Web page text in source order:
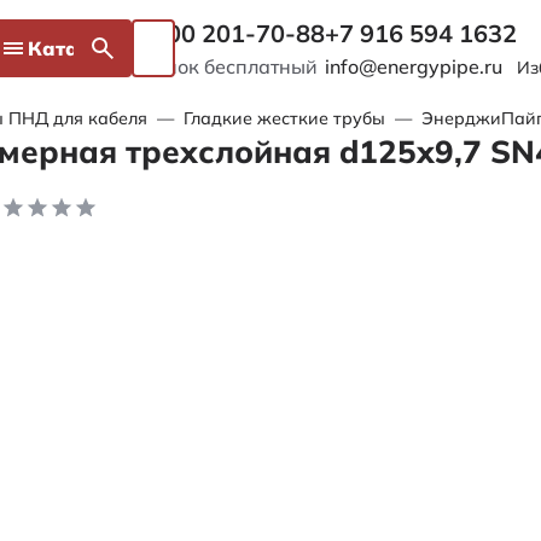
Каталог 8 800 201-70-88
Звонок бесплатный
+7 916 594 1632
info@energypipe.ru
ПНД для кабеля — Гладкие жесткие трубы — ЭнерджиПайп
трехслойная d125х9,7